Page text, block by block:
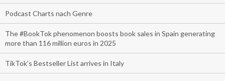
Podcast Charts nach Genre
The #BookTok phenomenon boosts book sales in Spain generating
more than 116 million euros in 2025
TikTok’s Bestseller List arrives in Italy